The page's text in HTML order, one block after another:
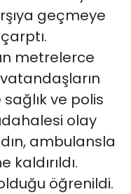
geçmeye
metrelerce
ve polis
olay
ambulansla
kaldırıldı.
öğrenildi.